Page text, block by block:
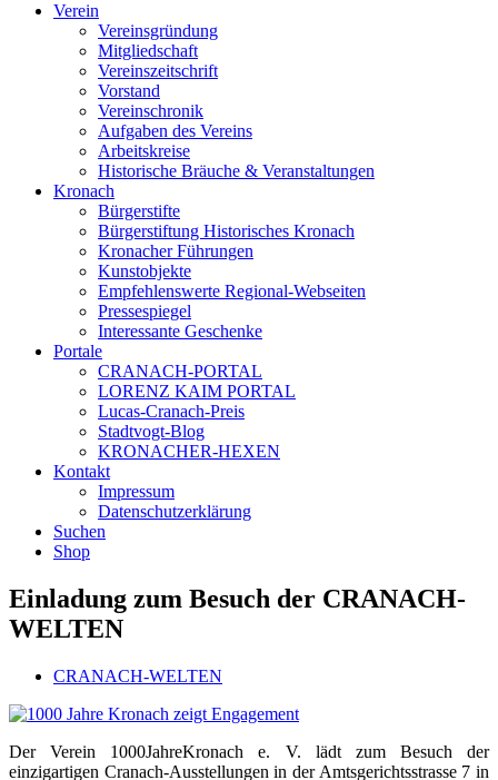
Verein
Vereinsgründung
Mitgliedschaft
Vereinszeitschrift
Vorstand
Vereinschronik
Aufgaben des Vereins
Arbeitskreise
Historische Bräuche & Veranstaltungen
Kronach
Bürgerstifte
Bürgerstiftung Historisches Kronach
Kronacher Führungen
Kunstobjekte
Empfehlenswerte Regional-Webseiten
Pressespiegel
Interessante Geschenke
Portale
CRANACH-PORTAL
LORENZ KAIM PORTAL
Lucas-Cranach-Preis
Stadtvogt-Blog
KRONACHER-HEXEN
Kontakt
Impressum
Datenschutzerklärung
Suchen
Shop
Einladung zum Besuch der CRANACH-
WELTEN
CRANACH-WELTEN
Der Verein 1000JahreKronach e. V. lädt zum Besuch der
einzigartigen Cranach-Ausstellungen in der Amtsgerichtsstrasse 7 in